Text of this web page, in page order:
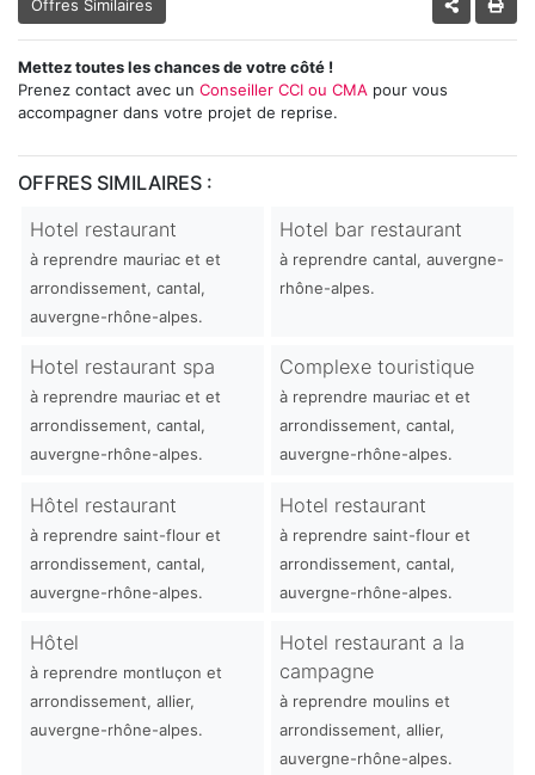
Offres Similaires
Mettez toutes les chances de votre côté !
Prenez contact avec un Conseiller CCI ou CMA pour vous
accompagner dans votre projet de reprise.
OFFRES SIMILAIRES :
Hotel restaurant
à reprendre mauriac et et
arrondissement, cantal,
auvergne-rhône-alpes.
Hotel bar restaurant
à reprendre cantal, auvergne-
rhône-alpes.
Hotel restaurant spa
à reprendre mauriac et et
arrondissement, cantal,
auvergne-rhône-alpes.
Complexe touristique
à reprendre mauriac et et
arrondissement, cantal,
auvergne-rhône-alpes.
Hôtel restaurant
à reprendre saint-flour et
arrondissement, cantal,
auvergne-rhône-alpes.
Hotel restaurant
à reprendre saint-flour et
arrondissement, cantal,
auvergne-rhône-alpes.
Hôtel
à reprendre montluçon et
arrondissement, allier,
auvergne-rhône-alpes.
Hotel restaurant a la
campagne
à reprendre moulins et
arrondissement, allier,
auvergne-rhône-alpes.